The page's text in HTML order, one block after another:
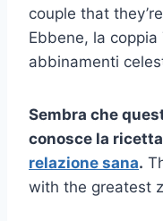
couple that
Ebbene, la
abbinamenti
Sembra che
conosce la
relazione sana.
with the greatest